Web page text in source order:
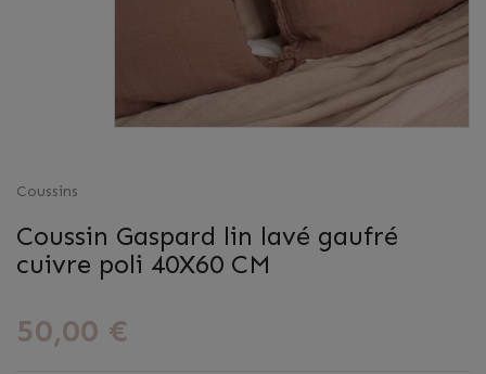
Coussins
Coussin Gaspard lin lavé gaufré
cuivre poli 40X60 CM
50,00 €